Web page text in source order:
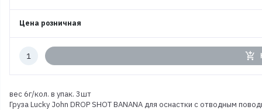
Цена розничная
Количество
add_shopping_cart
вес 6г/кол. в упак. 3шт
Груза Lucky John DROP SHOT BANANA для оснастки с отводным